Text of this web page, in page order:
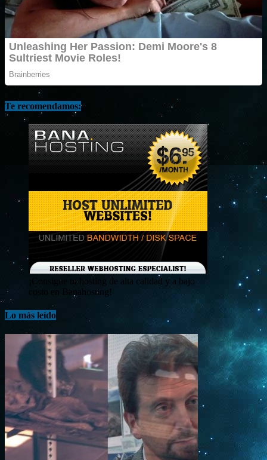
Te recomendamos:
¡Consigue tu hosting de alta calidad y a bajo
costo en Banahosting!
Lo más leído